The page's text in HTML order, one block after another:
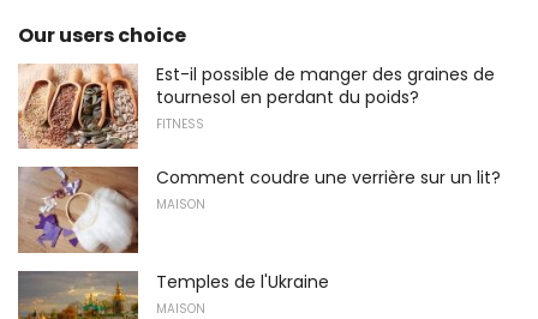
Our users choice
Est-il possible de manger des graines de
tournesol en perdant du poids?
FITNESS
Comment coudre une verrière sur un lit?
MAISON
Temples de l'Ukraine
MAISON